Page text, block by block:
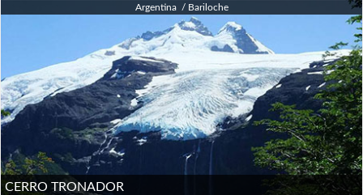
Argentina / Bariloche
CERRO TRONADOR